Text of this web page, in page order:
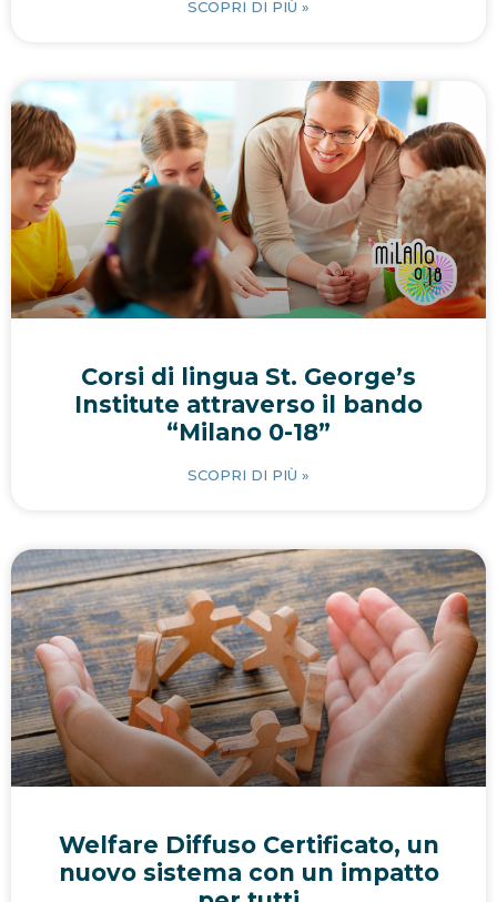
SCOPRI DI PIÙ »
Corsi di lingua St. George’s
Institute attraverso il bando
“Milano 0-18”
SCOPRI DI PIÙ »
Welfare Diffuso Certificato, un
nuovo sistema con un impatto